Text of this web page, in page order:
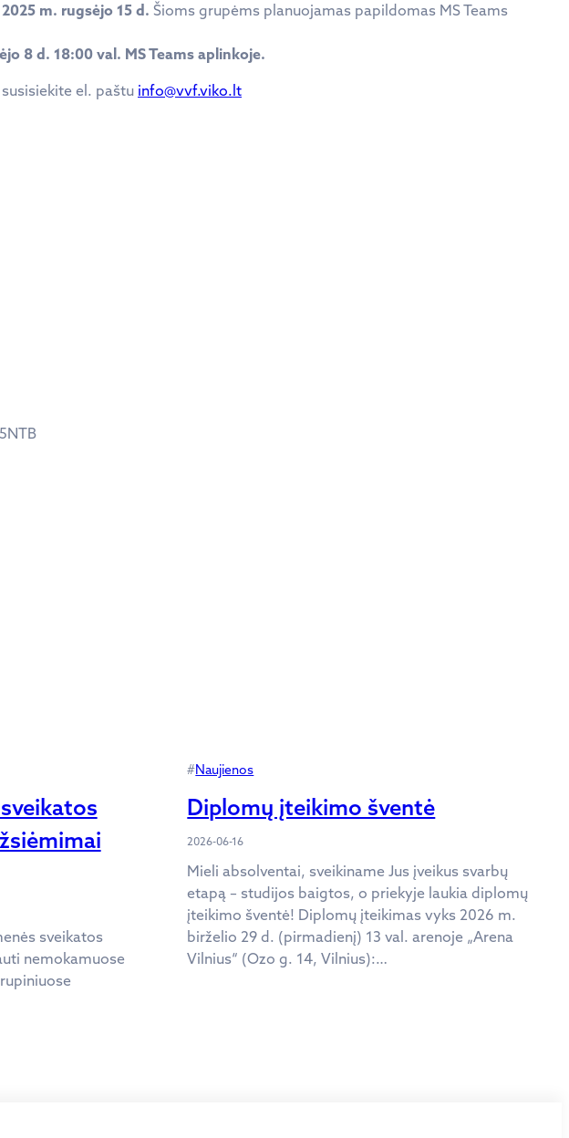
m. rugsėjo 15 d. Šioms grupėms planuojamas papildomas MS Teams
8 d. 18:00 val. MS Teams aplinkoje.
el. paštu info@vvf.viko.lt
sveikatos
nemokamuose
#Naujienos
Diplomų įteikimo šventė
2026-06-16
Mieli absolventai, sveikiname Jus įveikus svarbų
etapą – studijos baigtos, o priekyje laukia diplomų
įteikimo šventė! Diplomų įteikimas vyks 2026 m.
birželio 29 d. (pirmadienį) 13 val. arenoje „Arena
Vilnius“ (Ozo g. 14, Vilnius):…